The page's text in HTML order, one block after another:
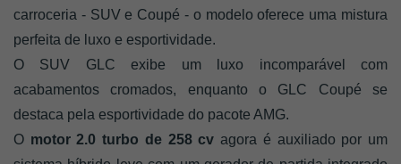
carroceria - SUV e Coupé - o modelo oferece uma mistura
perfeita de luxo e esportividade.
O SUV GLC exibe um luxo incomparável com
acabamentos cromados, enquanto o GLC Coupé se
destaca pela esportividade do pacote AMG.
O motor 2.0 turbo de 258 cv agora é auxiliado por um